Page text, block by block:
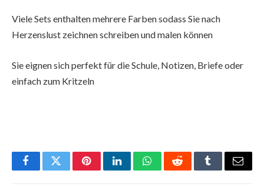
Viele Sets enthalten mehrere Farben sodass Sie nach
Herzenslust zeichnen schreiben und malen können
Sie eignen sich perfekt für die Schule, Notizen, Briefe oder
einfach zum Kritzeln
FacebookTwitterPinterestLinkedInWhatsAppRedditTumblrEmail